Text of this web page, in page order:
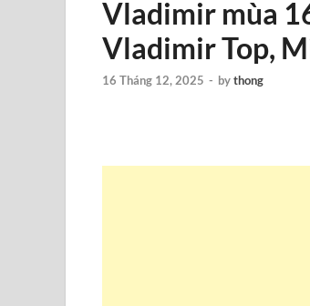
Vladimir mùa
Vladimir Top,
16 Tháng 12, 2025 - bythong